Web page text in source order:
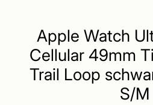
Apple Watch
Cellular 49mm
Trail Loop
S/M